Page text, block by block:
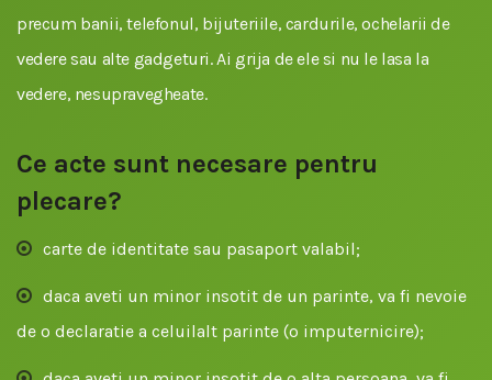
precum banii, telefonul, bijuteriile, cardurile, ochelarii de
vedere sau alte gadgeturi. Ai grija de ele si nu le lasa la
vedere, nesupravegheate.
Ce acte sunt necesare pentru
plecare?
carte de identitate sau pasaport valabil;
daca aveti un minor insotit de un parinte, va fi nevoie
de o declaratie a celuilalt parinte (o imputernicire);